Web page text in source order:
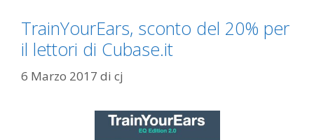
TrainYourEars, sconto del 20% per
il lettori di Cubase.it
6 Marzo 2017 di cj